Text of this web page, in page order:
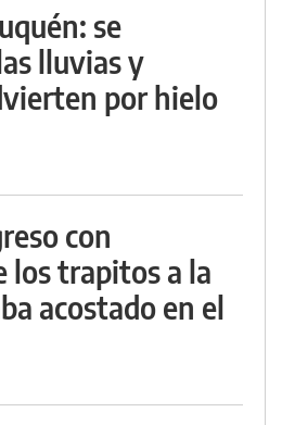
se
lluvias y
por hielo
con
los trapitos a la
acostado en el